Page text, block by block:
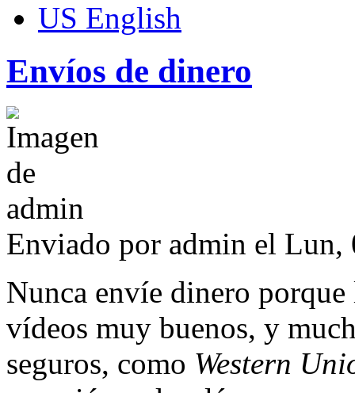
US English
Envíos de dinero
Enviado por admin el Lun,
Nunca envíe dinero
vídeos muy buenos, y
seguros, como Western